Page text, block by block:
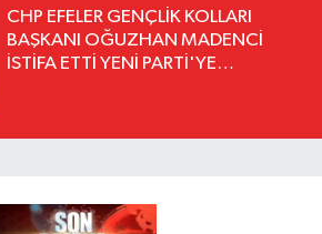
CHP EFELER GENÇLİK KOLLARI
BAŞKANI OĞUZHAN MADENCİ
İSTİFA ETTİ YENİ PARTİ'YE